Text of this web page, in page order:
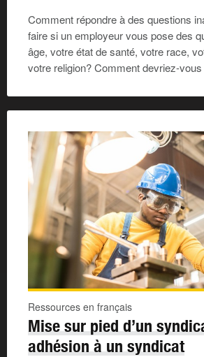
Comment répondre à des questions
faire si un employeur vous pose des
âge, votre état de santé, votre race,
votre religion? Comment devriez-
Ressources en français
Mise sur pied d’un
adhésion à un syndicat